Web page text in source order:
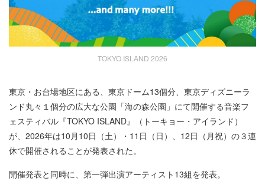
TOKYO ISLAND 2026
東京・お台場地区にある、東京ドーム13個分、東京ディズニーラ
ンド丸々１個分の広⼤な公園「海の森公園」にて開催する⾳楽フ
ェスティバル『TOKYO ISLAND』（トーキョー・アイランド）
が、2026年は10⽉10⽇（⼟）・11⽇（⽇）、12⽇（⽉祝）の３連
休で開催されることが発表された。
開催発表と同時に、第⼀弾出演アーティスト13組を発表。